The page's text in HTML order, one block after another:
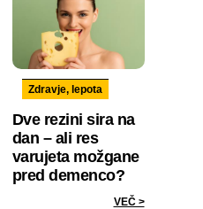
Zdravje, lepota
Dve rezini sira na
dan – ali res
varujeta možgane
pred demenco?
VEČ >